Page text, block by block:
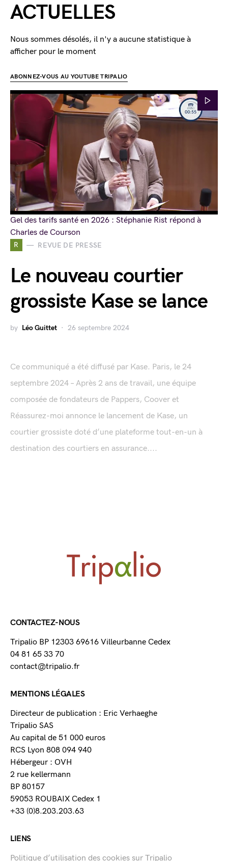
R REVUE DE PRESSE
Le nouveau courtier
grossiste Kase se lance
by Léo Guittet 26 septembre 2024
Ce communiqué a été diffusé par Kase. Paris, le 24
septembre 2024 – Après 2 ans de travail, une équipe
composée de fondateurs de Pappers, Coover et
Réassurez-moi annonce le lancement de Kase, un
courtier grossiste doté d’une plateforme tout-en-un à
destination des courtiers en assurance....
ACTUELLES
Nous sommes désolés, il n'y a aucune statistique à
afficher pour le moment
ABONNEZ-VOUS AU YOUTUBE TRIPALIO
Gel des tarifs santé en 2026 : Stéphanie Rist répond à
Charles de Courson
CONTACTEZ-NOUS
Tripalio BP 12303 69616 Villeurbanne Cedex
04 81 65 33 70
contact@tripalio.fr
MENTIONS LÉGALES
Directeur de publication : Eric Verhaeghe
Tripalio SAS
Au capital de 51 000 euros
RCS Lyon 808 094 940
Hébergeur : OVH
2 rue kellermann
BP 80157
59053 ROUBAIX Cedex 1
+33 (0)8.203.203.63
LIENS
Politique d’utilisation des cookies sur Tripalio